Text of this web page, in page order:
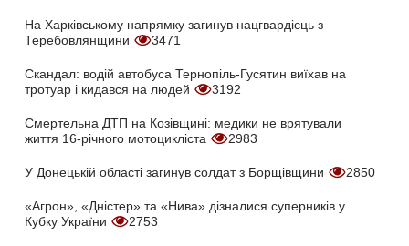
На Харківському напрямку загинув нацгвардієць з
Теребовлянщини
3471
Скандал: водій автобуса Тернопіль-Гусятин виїхав на
тротуар і кидався на людей
3192
Смертельна ДТП на Козівщині: медики не врятували
життя 16-річного мотоцикліста
2983
У Донецькій області загинув солдат з Борщівщини 2850
«Агрон», «Дністер» та «Нива» дізналися суперників у
Кубку України
2753